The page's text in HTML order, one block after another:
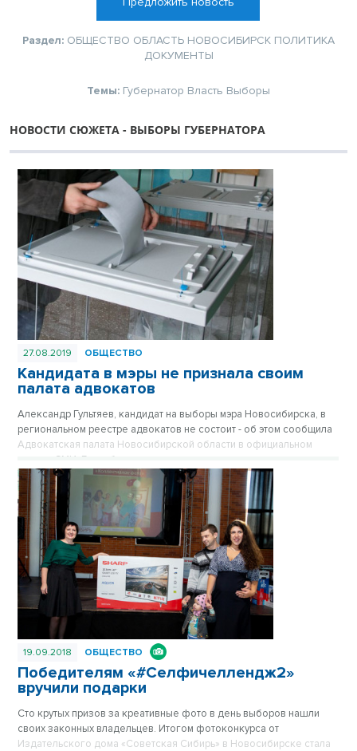
Раздел: ОБЩЕСТВО ОБЛАСТЬ НОВОСИБИРСК ПОЛИТИКА
ДОКУМЕНТЫ
Темы: Губернатор Власть Выборы
НОВОСТИ СЮЖЕТА - ВЫБОРЫ ГУБЕРНАТОРА
27.08.2019 ОБЩЕСТВО
Кандидата в мэры не признала своим
палата адвокатов
Александр Гультяев, кандидат на выборы мэра Новосибирска, в
региональном реестре адвокатов не состоит - об этом сообщила
Адвокатская палата Новосибирской области в официальном
письме СМИ. Горизбирком не видит причин усомниться в
сведениях о месте работы кандидата. Страсти выборной гонки
продолжают накаляться.
19.09.2018 ОБЩЕСТВО
Победителям «#Селфичеллендж2»
вручили подарки
Сто крутых призов за креативные фото в день выборов нашли
своих законных владельцев. Итогом фотоконкурса от
Издательского дома «Советская Сибирь» в Новосибирске стала